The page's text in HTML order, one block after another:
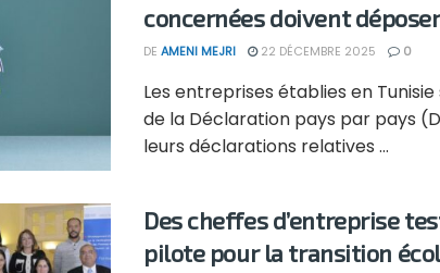
concernées doivent
DE AMENI MEJRI 22 DÉCEMBRE 2025 0
Les entreprises établies en
de la Déclaration pays par pays
leurs déclarations relatives ...
Des cheffes d’entreprise
pilote pour la transition